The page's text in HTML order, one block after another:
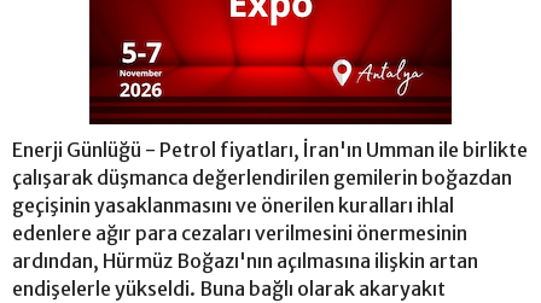
Enerji Günlüğü - Petrol fiyatları, İran'ın Umman ile birlikte
çalışarak düşmanca değerlendirilen gemilerin boğazdan
geçişinin yasaklanmasını ve önerilen kuralları ihlal
edenlere ağır para cezaları verilmesini önermesinin
ardından, Hürmüz Boğazı'nın açılmasına ilişkin artan
endişelerle yükseldi. Buna bağlı olarak akaryakıt